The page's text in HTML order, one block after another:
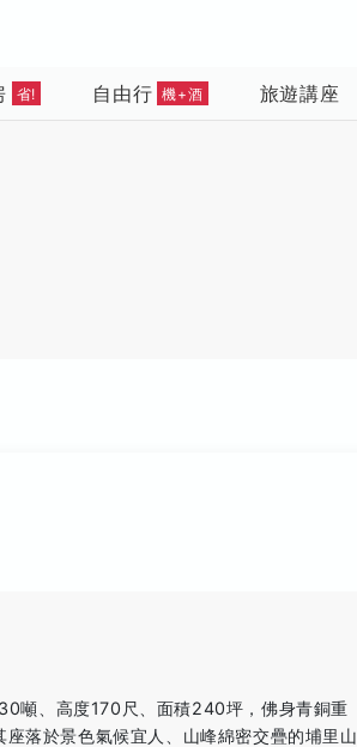
省! 自由行 機+酒 旅遊講座
噸、高度170尺、面積240坪，佛身青銅重
落於景色氣候宜人、山峰綿密交疊的埔里山